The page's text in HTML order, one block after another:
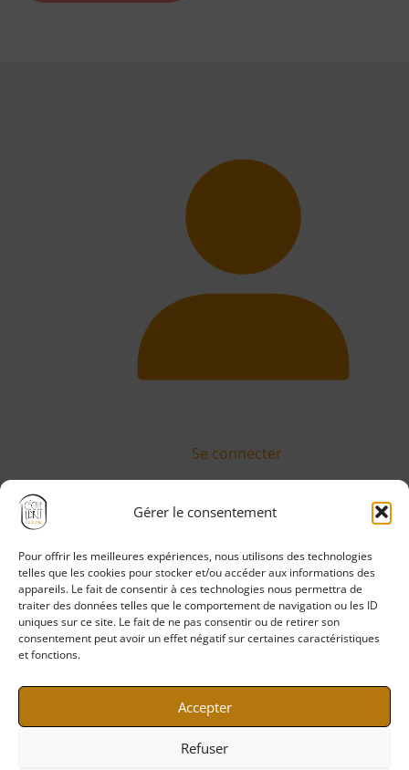
Gérer le consentement
Pour offrir les meilleures expériences, nous utilisons des technologies
telles que les cookies pour stocker et/ou accéder aux informations des
appareils. Le fait de consentir à ces technologies nous permettra de
traiter des données telles que le comportement de navigation ou les ID
uniques sur ce site. Le fait de ne pas consentir ou de retirer son
consentement peut avoir un effet négatif sur certaines caractéristiques
et fonctions.
Accepter
Refuser
Se connecter
Politique de confidentialité
Mentions légales
CGV
CGU